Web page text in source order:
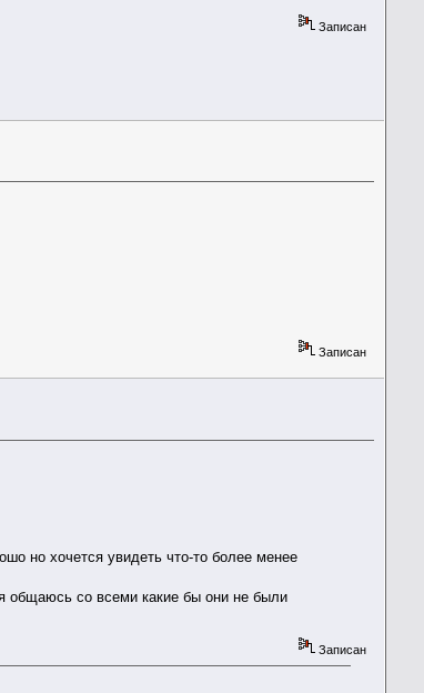
Записан
Записан
но хочется увидеть что-то более менее
общаюсь со всеми какие бы они не были
Записан